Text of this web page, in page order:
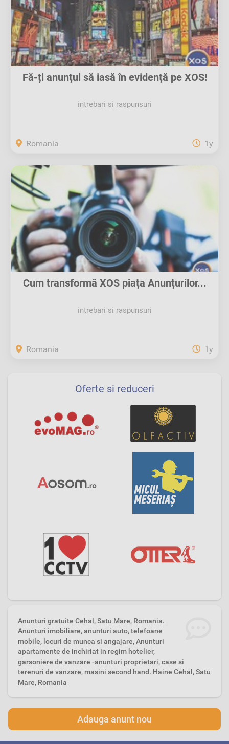
Fă-ți anunțul să iasă în evidență pe XOS!
intrebari si raspunsuri
Romania 1y
Cum transformă XOS piața Anunțurilor...
intrebari si raspunsuri
Romania 1y
Oferte si reduceri
Anunturi gratuite Cehal, Satu Mare, Romania.
Anunturi imobiliare, anunturi auto, telefoane
mobile, locuri de munca si angajare, Anunturi
apartamente de inchiriat in regim hotelier,
garsoniere de vanzare -anunturi proprietari, case si
terenuri de vanzare, masini second hand. Haine Cehal, Satu
Mare, Romania
Adauga anunt nou